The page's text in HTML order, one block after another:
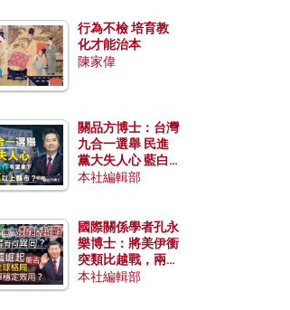
行為不檢 培育教
化才能治本
陳家偉
關品方博士：台灣
九合一選舉 民進
黨大失人心 藍白
合作有望拿下七成
本社編輯部
國際關係學者孔永
樂博士：將美伊衝
突類比越戰，兩者
有何異同？中國崛
本社編輯部